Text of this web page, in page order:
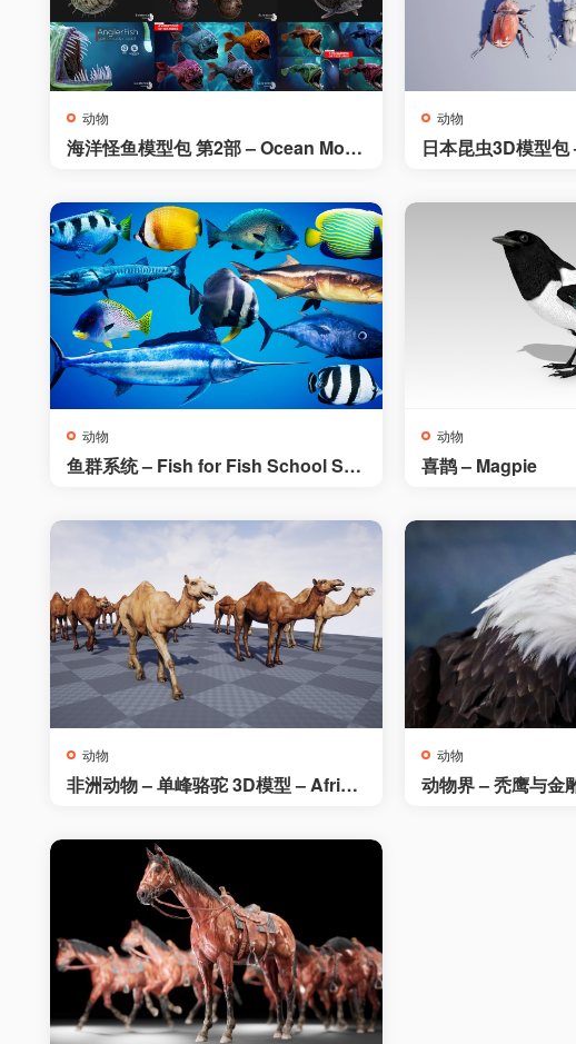
动物
海洋怪鱼模型包 第2部 – Ocean Mon
动物
日本昆虫3D模型
动物
鱼群系统 – Fish for Fish School Sys
动物
喜鹊 – Magpie
动物
非洲动物 – 单峰骆驼 3D模型 – Africa
动物
动物界 – 秃鹰与金